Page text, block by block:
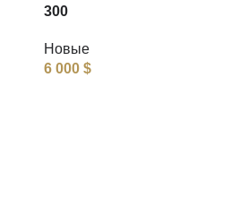
300
Новые
6 000 $